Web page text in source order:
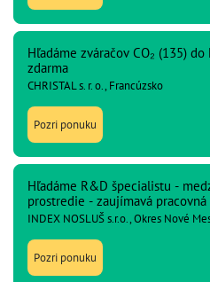
Hľadáme zváračov CO₂ (135)
zdarma
CHRISTAL s. r. o., Francúzsko
Pozri ponuku
Hľadáme R&D špecialistu -
prostredie - zaujímavá
INDEX NOSLUŠ s.r.o., Okres Nové
Pozri ponuku